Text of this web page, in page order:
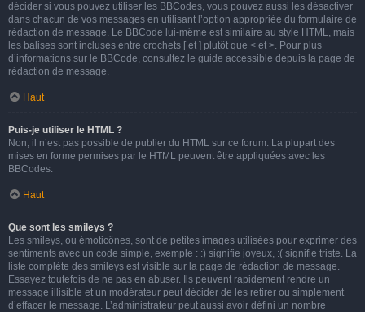
décider si vous pouvez utiliser les BBCodes, vous pouvez aussi les désactiver
dans chacun de vos messages en utilisant l’option appropriée du formulaire de
rédaction de message. Le BBCode lui-même est similaire au style HTML, mais
les balises sont incluses entre crochets [ et ] plutôt que < et >. Pour plus
d’informations sur le BBCode, consultez le guide accessible depuis la page de
rédaction de message.
Haut
Puis-je utiliser le HTML ?
Non, il n’est pas possible de publier du HTML sur ce forum. La plupart des
mises en forme permises par le HTML peuvent être appliquées avec les
BBCodes.
Haut
Que sont les smileys ?
Les smileys, ou émoticônes, sont de petites images utilisées pour exprimer des
sentiments avec un code simple, exemple : :) signifie joyeux, :( signifie triste. La
liste complète des smileys est visible sur la page de rédaction de message.
Essayez toutefois de ne pas en abuser. Ils peuvent rapidement rendre un
message illisible et un modérateur peut décider de les retirer ou simplement
d’effacer le message. L’administrateur peut aussi avoir défini un nombre